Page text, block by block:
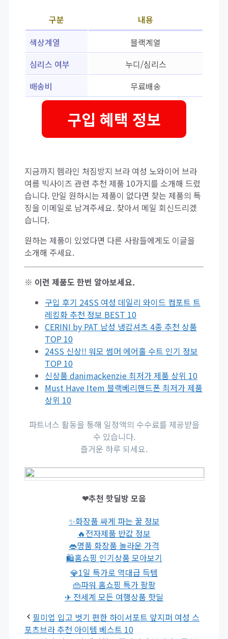
구분
내용
색상계열
블랙계열
심리스 여부
누디/심리스
배송비
무료배송
구입 혜택 정보
지금까지 헴라인 처짐방지 브라 여성 노와이어 브라
여름 빅사이즈 관련 추천 제품 10가지를 소개해 드렸
습니다. 만일 원하시는 제품이 없다면 찾는 제품의 특
징을 이메일로 남겨주세요. 찾아서 메일 회신드리겠
습니다.
원하는 제품이 있었다면 다른 사람들에게도 이글을
소개해 주세요.
※ 이런 제품도 한번 알아보세요.
구입 후기 24SS 여성 데일리 와이드 컴포트 트
레킹화 추천 정보 BEST 10
CERINI by PAT 남성 냉감셔츠 4종 추천 상품
TOP 10
24SS 신상!! 워모 썸머 에어홀 수트 인기 정보
TOP 10
신상품 danimackenzie 최저가 제품 상위 10
Must Have Item 블랙베리핸드폰 최저가 제품
상위 10
파트너스 활동을 통해 일정액의 수수료를 제공받을
수 있습니다.
즐거운 하루 되세요.
❤추천 핫딜방 모음
✨화장품 싸게 파는 꿀 정보
🔥전자제품 반값 정보
👄명품 화장품 놀라운 가격
🛍홈쇼핑 인기상품 모아보기
💎1일 특가로 역대급 득템
👜파워 홈쇼핑 특가 팡팡
✈ 전세계 모든 여행상품 핫딜
필미업 입고 벗기 편한 하이서포트 앞지퍼 여성 스
포츠브라 추천 아이템 베스트 10